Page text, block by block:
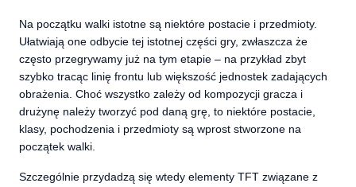
Na początku walki istotne są niektóre postacie i przedmioty.
Ułatwiają one odbycie tej istotnej części gry, zwłaszcza że
często przegrywamy już na tym etapie – na przykład zbyt
szybko tracąc linię frontu lub większość jednostek zadających
obrażenia. Choć wszystko zależy od kompozycji gracza i
drużynę należy tworzyć pod daną grę, to niektóre postacie,
klasy, pochodzenia i przedmioty są wprost stworzone na
początek walki.
Szczególnie przydadzą się wtedy elementy TFT związane z